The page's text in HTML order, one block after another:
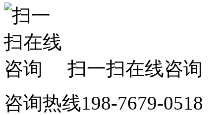
扫一扫在线咨询
咨询热线198-7679-0518